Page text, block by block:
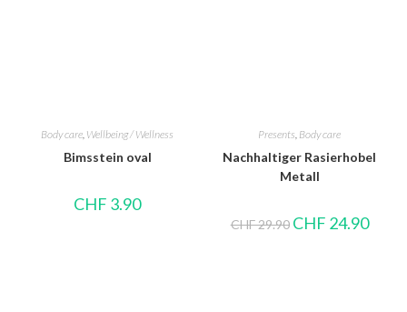
Body care Wellbeing / Wellness
Bimsstein oval
CHF 3.90
Presents Body care
Nachhaltiger Rasierhobel
Metall
CHF29.90 CHF 24.90